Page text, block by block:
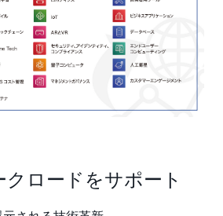
ロードをサポート